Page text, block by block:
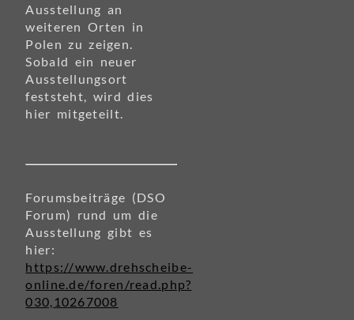
Ausstellung an
weiteren Orten in
Polen zu zeigen.
Sobald ein neuer
Ausstellungsort
feststeht, wird dies
hier mitgeteilt.
Forumsbeiträge (DSO
Forum) rund um die
Ausstellung gibt es
hier:
https://www.drehscheibe-
online.de/foren/read.php?
030,10267008